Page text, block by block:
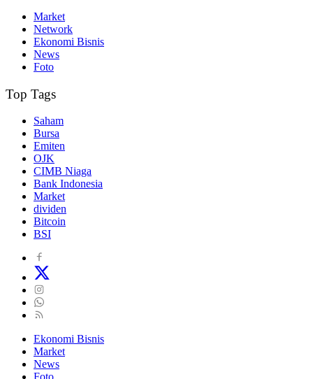
Market
Network
Ekonomi Bisnis
News
Foto
Top Tags
Saham
Bursa
Emiten
OJK
CIMB Niaga
Bank Indonesia
Market
dividen
Bitcoin
BSI
Ekonomi Bisnis
Market
News